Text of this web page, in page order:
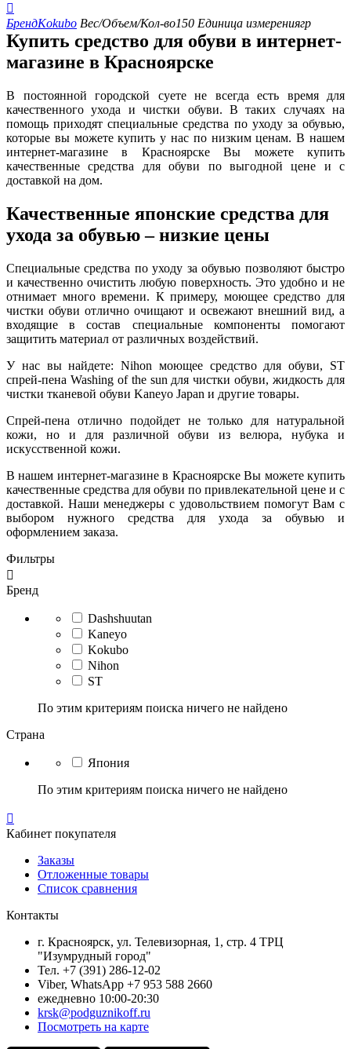

БрендKokubo Вес/Объем/Кол-во150 Единица измерениягр
Купить средство для обуви в интернет-
магазине в Красноярске
В постоянной городской суете не всегда есть время для
качественного ухода и чистки обуви. В таких случаях на
помощь приходят специальные средства по уходу за обувью,
которые вы можете купить у нас по низким ценам. В нашем
интернет-магазине в Красноярске Вы можете купить
качественные средства для обуви по выгодной цене и с
доставкой на дом.
Качественные японские средства для
ухода за обувью – низкие цены
Специальные средства по уходу за обувью позволяют быстро
и качественно очистить любую поверхность. Это удобно и не
отнимает много времени. К примеру, моющее средство для
чистки обуви отлично очищают и освежают внешний вид, а
входящие в состав специальные компоненты помогают
защитить материал от различных воздействий.
У нас вы найдете: Nihon моющее средство для обуви, ST
спрей-пена Washing of the sun для чистки обуви, жидкость для
чистки тканевой обуви Kaneyo Japan и другие товары.
Спрей-пена отлично подойдет не только для натуральной
кожи, но и для различной обуви из велюра, нубука и
искусственной кожи.
В нашем интернет-магазине в Красноярске Вы можете купить
качественные средства для обуви по привлекательной цене и с
доставкой. Наши менеджеры с удовольствием помогут Вам с
выбором нужного средства для ухода за обувью и
оформлением заказа.
Фильтры

Бренд
Dashshuutan
Kaneyo
Kokubo
Nihon
ST
По этим критериям поиска ничего не найдено
Страна
Япония
По этим критериям поиска ничего не найдено

Кабинет покупателя
Заказы
Отложенные товары
Список сравнения
Контакты
г. Красноярск, ул. Телевизорная, 1, стр. 4 ТРЦ
"Изумрудный город"
Тел. +7 (391) 286-12-02
Viber, WhatsApp +7 953 588 2660
ежедневно 10:00-20:30
krsk@podguznikoff.ru
Посмотреть на карте